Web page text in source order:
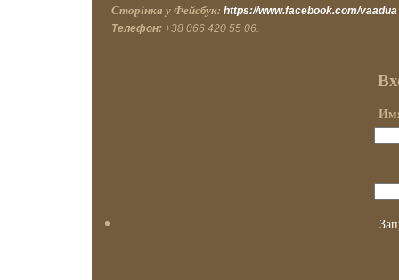
Сторінка у Фейсбук: https://www.facebook.com/vaadua
Телефон: +38 066 420 55 06.